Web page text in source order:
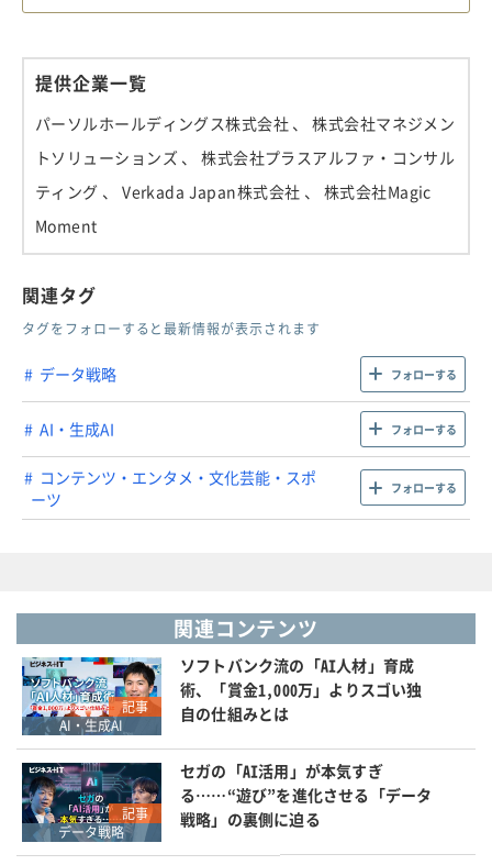
提供企業一覧
パーソルホールディングス株式会社 、 株式会社マネジメン
トソリューションズ 、 株式会社プラスアルファ・コンサル
ティング 、 Verkada Japan株式会社 、 株式会社Magic
Moment
関連タグ
タグをフォローすると最新情報が表示されます
データ戦略 フォローする
AI・生成AI フォローする
コンテンツ・エンタメ・文化芸能・スポ
ーツ
フォローする
関連コンテンツ
記事
AI・生成AI
ソフトバンク流の「AI人材」育成
術、「賞金1,000万」よりスゴい独
自の仕組みとは
記事
データ戦略
セガの「AI活用」が本気すぎ
る……“遊び”を進化させる「データ
戦略」の裏側に迫る